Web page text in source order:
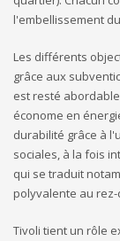
l'embellissement
Les différents
grâce aux
est resté
économe en
durabilité grâce à
sociales, à la fois
qui se traduit
polyvalente au
Tivoli tient un rôle